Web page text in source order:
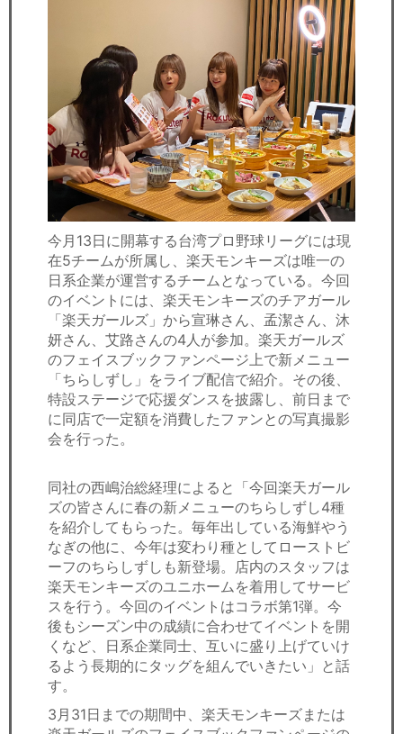
今月13日に開幕する台湾プロ野球リーグには現
在5チームが所属し、楽天モンキーズは唯一の
日系企業が運営するチームとなっている。今回
のイベントには、楽天モンキーズのチアガール
「楽天ガールズ」から宣琳さん、孟潔さん、沐
妍さん、艾路さんの4人が参加。楽天ガールズ
のフェイスブックファンページ上で新メニュー
「ちらしずし」をライブ配信で紹介。その後、
特設ステージで応援ダンスを披露し、前日まで
に同店で一定額を消費したファンとの写真撮影
会を行った。
同社の西嶋治総経理によると「今回楽天ガール
ズの皆さんに春の新メニューのちらしずし4種
を紹介してもらった。毎年出している海鮮やう
なぎの他に、今年は変わり種としてローストビ
ーフのちらしずしも新登場。店内のスタッフは
楽天モンキーズのユニホームを着用してサービ
スを行う。今回のイベントはコラボ第1弾。今
後もシーズン中の成績に合わせてイベントを開
くなど、日系企業同士、互いに盛り上げていけ
るよう長期的にタッグを組んでいきたい」と話
す。
3月31日までの期間中、楽天モンキーズまたは